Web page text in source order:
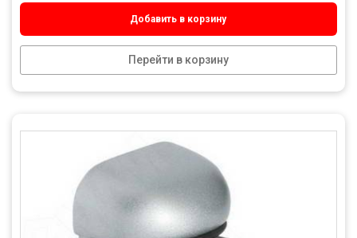
Добавить в корзину
Перейти в корзину